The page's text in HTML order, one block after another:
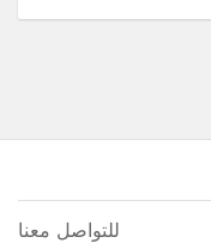
للتواصل معنا